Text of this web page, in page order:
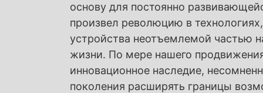
основу для постоянно
произвел революцию в
устройства неотъемлемой частью
жизни. По мере нашего
инновационное наследие,
поколения расширять границы